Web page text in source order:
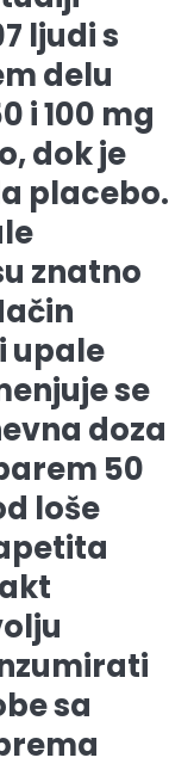
ljudi s
delu
i 100 mg
dok je
placebo.
znatno
upale
se
doza
50
loše
sa